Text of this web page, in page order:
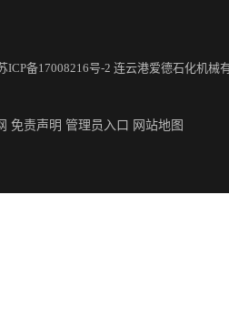
赣州铝合金活动价格 通常配备有扶手踏板等安全设施
ICP备17008216号-2 连云港爱德石化机械
免责声明 管理员入口 网站地图